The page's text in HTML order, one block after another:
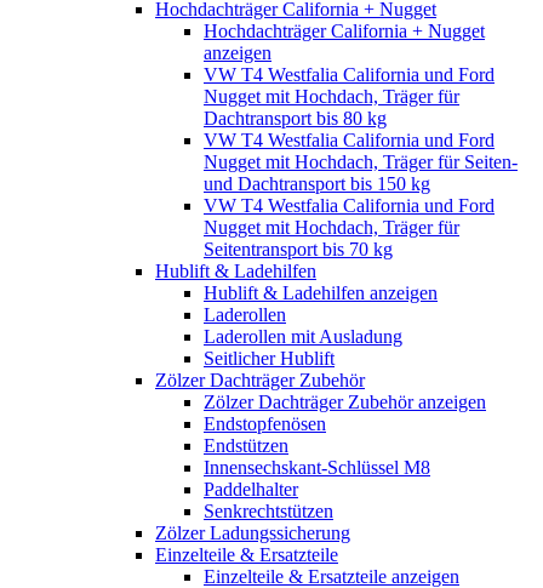
Hochdachträger California + Nugget
Hochdachträger California + Nugget
anzeigen
VW T4 Westfalia California und Ford
Nugget mit Hochdach, Träger für
Dachtransport bis 80 kg
VW T4 Westfalia California und Ford
Nugget mit Hochdach, Träger für Seiten-
und Dachtransport bis 150 kg
VW T4 Westfalia California und Ford
Nugget mit Hochdach, Träger für
Seitentransport bis 70 kg
Hublift & Ladehilfen
Hublift & Ladehilfen anzeigen
Laderollen
Laderollen mit Ausladung
Seitlicher Hublift
Zölzer Dachträger Zubehör
Zölzer Dachträger Zubehör anzeigen
Endstopfenösen
Endstützen
Innensechskant-Schlüssel M8
Paddelhalter
Senkrechtstützen
Zölzer Ladungssicherung
Einzelteile & Ersatzteile
Einzelteile & Ersatzteile anzeigen